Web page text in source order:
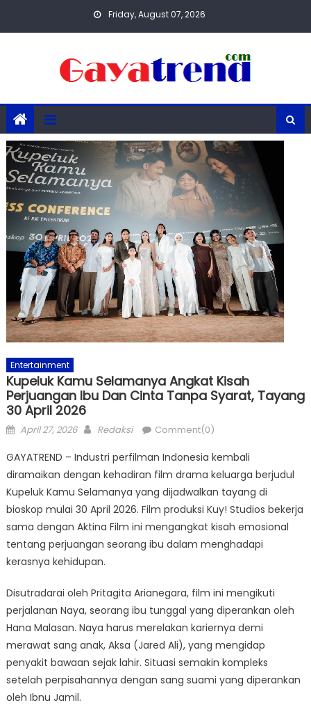
Friday, August 07, 2026
Entertainment
Kupeluk Kamu Selamanya Angkat Kisah
Perjuangan Ibu Dan Cinta Tanpa Syarat, Tayang
30 April 2026
Posted
April 27, 2026 Author
Redaksi Comment(0)
GAYATREND – Industri perfilman Indonesia kembali
diramaikan dengan kehadiran film drama keluarga berjudul
Kupeluk Kamu Selamanya yang dijadwalkan tayang di
bioskop mulai 30 April 2026. Film produksi Kuy! Studios bekerja
sama dengan Aktina Film ini mengangkat kisah emosional
tentang perjuangan seorang ibu dalam menghadapi
kerasnya kehidupan.
Disutradarai oleh Pritagita Arianegara, film ini mengikuti
perjalanan Naya, seorang ibu tunggal yang diperankan oleh
Hana Malasan. Naya harus merelakan kariernya demi
merawat sang anak, Aksa (Jared Ali), yang mengidap
penyakit bawaan sejak lahir. Situasi semakin kompleks
setelah perpisahannya dengan sang suami yang diperankan
oleh Ibnu Jamil.